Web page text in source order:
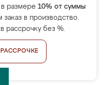
размере 10% от суммы
заказ в производство.
рассрочку без %.